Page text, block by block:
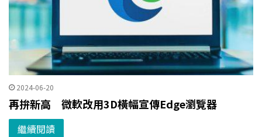
2024-06-20
再拚新高 微軟改用3D橫幅宣傳Edge瀏覽器
繼續閱讀